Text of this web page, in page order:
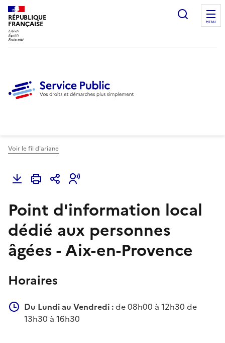
RÉPUBLIQUE
FRANÇAISE
Ouvrir
MENU
Voir le fil d'ariane
Point d'information local
dédié aux personnes
âgées - Aix-en-Provence
Horaires
Du Lundi au Vendredi :de 08h00 à 12h30 de
13h30 à 16h30